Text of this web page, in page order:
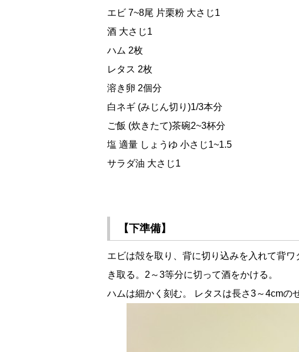
エビ 7~8尾 片栗粉 大さじ1
酒 大さじ1
ハム 2枚
レタス 2枚
溶き卵 2個分
白ネギ (みじん切り)1/3本分
ご飯 (炊きたて)茶碗2~3杯分
塩 適量 しょうゆ 小さじ1~1.5
サラダ油 大さじ1
【下準備】
エビは殻を取り、背に切り込みを入れて背
き取る。2～3等分に切って酒をかける。
ハムは細かく刻む。 レタスは長さ3～4cmの